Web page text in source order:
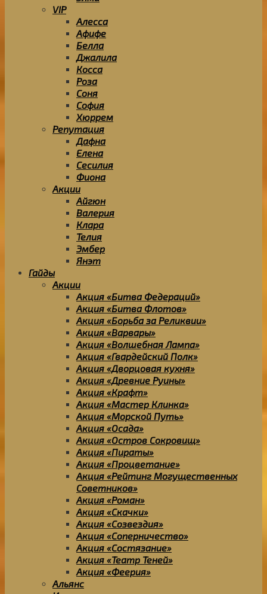
VIP
Алесса
Афифе
Белла
Джалила
Косса
Роза
Соня
София
Хюррем
Репутация
Дафна
Елена
Сесилия
Фиона
Акции
Айгюн
Валерия
Клара
Телия
Эмбер
Янэт
Гайды
Акции
Акция «Битва Федераций»
Акция «Битва Флотов»
Акция «Борьба за Реликвии»
Акция «Варвары»
Акция «Волшебная Лампа»
Акция «Гвардейский Полк»
Акция «Дворцовая кухня»
Акция «Древние Руины»
Акция «Крафт»
Акция «Мастер Клинка»
Акция «Морской Путь»
Акция «Осада»
Акция «Остров Сокровищ»
Акция «Пираты»
Акция «Процветание»
Акция «Рейтинг Могущественных
Советников»
Акция «Роман»
Акция «Скачки»
Акция «Созвездия»
Акция «Соперничество»
Акция «Состязание»
Акция «Театр Теней»
Акция «Феерия»
Альянс